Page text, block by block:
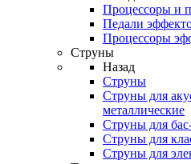
Процессоры и
Педали
Процессоры
Струны
Назад
Струны
Струны для
металлические
Струны для
Струны для
Струны для